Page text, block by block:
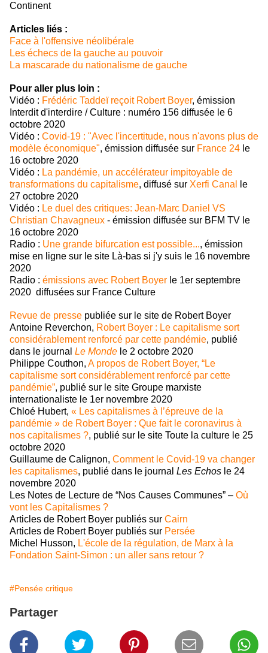
Continent
Articles liés :
Face à l'offensive néolibérale
Les échecs de la gauche au pouvoir
La mascarade du nationalisme de gauche
Pour aller plus loin :
Vidéo : Frédéric Taddeï reçoit Robert Boyer, émission
Interdit d'interdire / Culture : numéro 156 diffusée le 6
octobre 2020
Vidéo : Covid-19 : "Avec l'incertitude, nous n'avons plus de
modèle économique", émission diffusée sur France 24 le
16 octobre 2020
Vidéo : La pandémie, un accélérateur impitoyable de
transformations du capitalisme, diffusé sur Xerfi Canal
le
27 octobre 2020
Vidéo : Le duel des critiques: Jean-Marc Daniel VS
Christian Chavagneux - émission diffusée sur BFM TV le
16 octobre 2020
Radio : Une grande bifurcation est possible..., émission
mise en ligne sur le site Là-bas si j'y suis le 16 novembre
2020
Radio : émissions avec Robert Boyer le 1er septembre
2020 diffusées sur France Culture
Revue de presse publiée sur le site de Robert Boyer
Antoine Reverchon, Robert Boyer : Le capitalisme sort
considérablement renforcé par cette pandémie, publié
dans le journal Le Monde le 2 octobre 2020
Philippe Couthon, A propos de Robert Boyer, “Le
capitalisme sort considérablement renforcé par cette
pandémie”, publié sur le site Groupe marxiste
internationaliste le 1er novembre 2020
Chloé Hubert, « Les capitalismes à l’épreuve de la
pandémie » de Robert Boyer : Que fait le coronavirus à
nos capitalismes ?, publié sur le site Toute la culture le 25
octobre 2020
Guillaume de Calignon, Comment le Covid-19 va changer
les capitalismes, publié dans le journal Les Echos le 24
novembre 2020
Les Notes de Lecture de “Nos Causes Communes” – Où
vont les Capitalismes ?
Articles de Robert Boyer publiés sur Cairn
Articles de Robert Boyer publiés sur Persée
Michel Husson, L'école de la régulation, de Marx à la
Fondation Saint-Simon : un aller sans retour ?
#Pensée critique
Partager